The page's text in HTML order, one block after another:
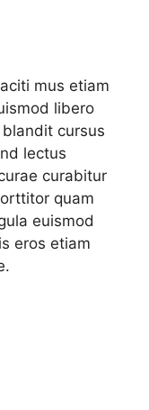
mus etiam
libero
cursus
lectus
curabitur
quam
euismod
eros etiam